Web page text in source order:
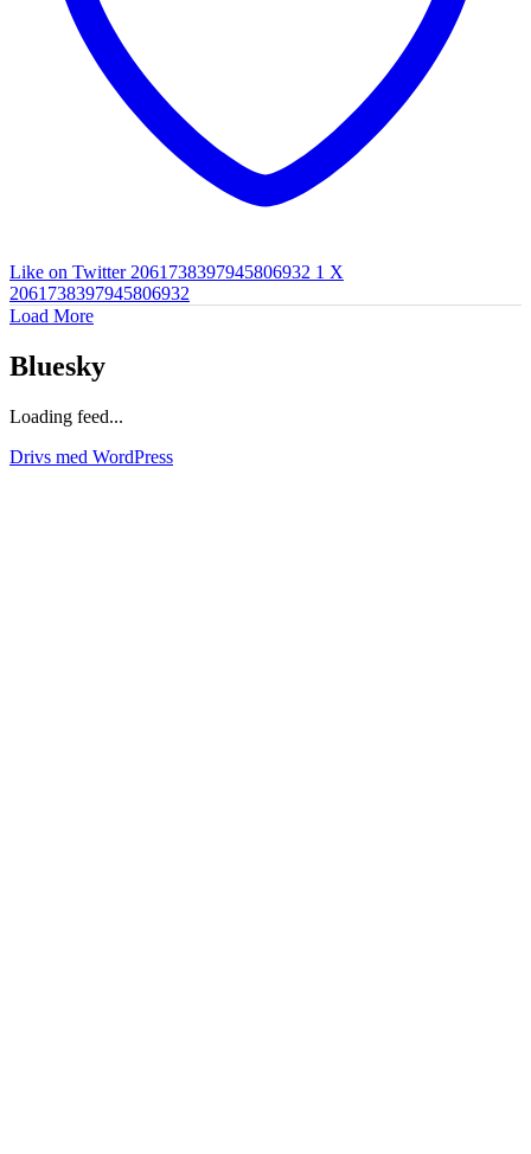
Like on Twitter 2061738397945806932 1 X
2061738397945806932
Load More
Bluesky
Loading feed...
Drivs med WordPress